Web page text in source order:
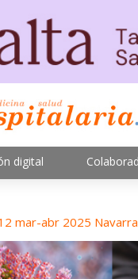
digital
mar-abr 2025 Navarra